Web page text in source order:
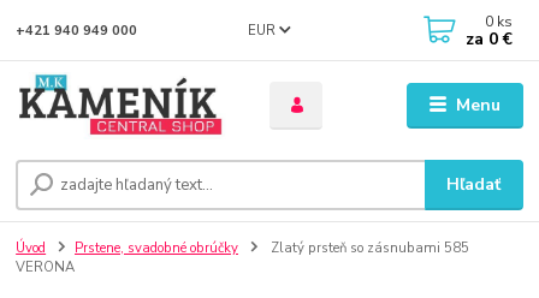
Menu
EUR
Hľadať
+421 940 949 000 0 ks
za 0 €
Úvod Prstene, svadobné obrúčky
Zlatý prsteň so zásnubami 585
VERONA